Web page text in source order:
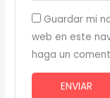
Guardar mi
web en este
haga un